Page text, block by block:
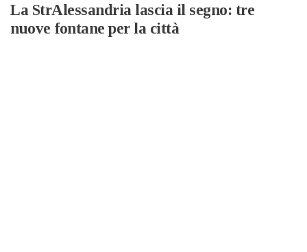
La StrAlessandria lascia il segno: tre
nuove fontane per la città